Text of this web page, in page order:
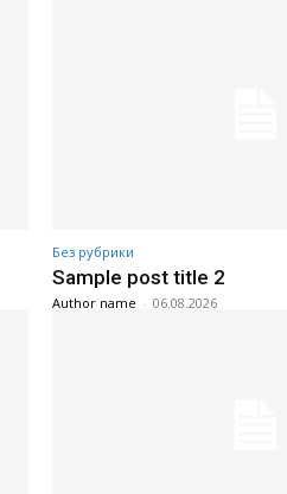
Без рубрики
Sample post title 2
Author name - 06.08.2026